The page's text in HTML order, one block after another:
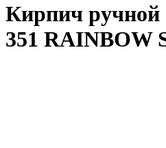
Кирпич
351 RAINBOW